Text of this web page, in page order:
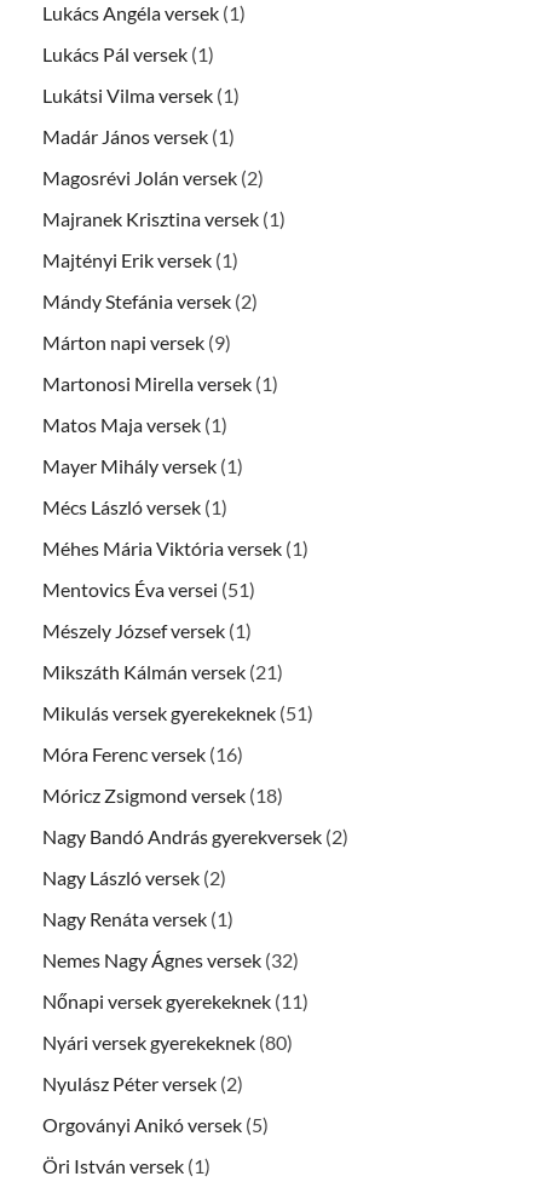
Lukács Angéla versek (1)
Lukács Pál versek (1)
Lukátsi Vilma versek (1)
Madár János versek (1)
Magosrévi Jolán versek (2)
Majranek Krisztina versek (1)
Majtényi Erik versek (1)
Mándy Stefánia versek (2)
Márton napi versek (9)
Martonosi Mirella versek (1)
Matos Maja versek (1)
Mayer Mihály versek (1)
Mécs László versek (1)
Méhes Mária Viktória versek (1)
Mentovics Éva versei (51)
Mészely József versek (1)
Mikszáth Kálmán versek (21)
Mikulás versek gyerekeknek (51)
Móra Ferenc versek (16)
Móricz Zsigmond versek (18)
Nagy Bandó András gyerekversek (2)
Nagy László versek (2)
Nagy Renáta versek (1)
Nemes Nagy Ágnes versek (32)
Nőnapi versek gyerekeknek (11)
Nyári versek gyerekeknek (80)
Nyulász Péter versek (2)
Orgoványi Anikó versek (5)
Öri István versek (1)